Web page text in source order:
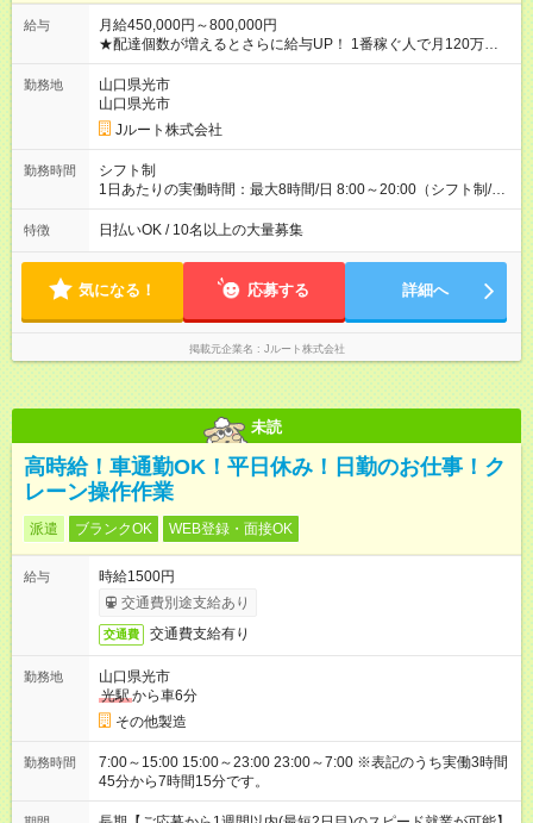
給与
月給450,000円～800,000円
★配達個数が増えるとさらに給与UP！ 1番稼ぐ人で月120万ほ
ど！ ・主要都市エリア 月収55万円／週5日稼働 月収65万~112
万円／週6日稼働 ・地方郊外エリア 月収40万円／週5日稼働 月
収40万円~50万円／週6日稼働 ＜モデルイメージ＞ ■月収50万
円 (27歳男性/江東区在住)※元建築関係 1日150個配達×25日勤務
(日休み) ■月収80万円(43歳男性/墨田区在住)※元営業 1日200個
勤務地
山口県光市
山口県光市
Jルート株式会社
勤務時間
シフト制
1日あたりの実働時間：最大8時間/日 8:00～20:00（シフト制/実
働8時間） ※週5日勤務（場所次第では週4も有り） ※配達状況に
よって時間外での勤務可能性有り ※案件により多少の前後あり
特徴 日払いOK / 10名以上の大量募集
気になる！ 応募する 詳細へ
掲載元企業名 Jルート株式会社
未読
高時給！車通勤OK！平日休み！日勤のお仕事！ク
レーン操作作業
派遣 ブランクOK WEB登録・面接OK
給与
時給1500円
交通費別途支給あり
交通費 交通費支給有り
勤務地
山口県光市
光駅から車6分
その他製造
勤務時間
7:00～15:00 15:00～23:00 23:00～7:00 ※表記のうち実働3時間
45分から7時間15分です。